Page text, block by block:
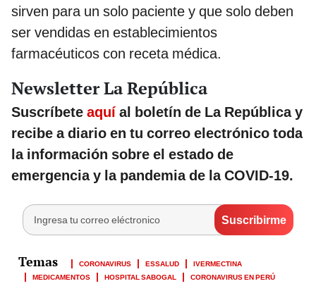
sirven para un solo paciente y que solo deben
ser vendidas en establecimientos
farmacéuticos con receta médica.
Newsletter La República
Suscríbete aquí al boletín de La República y
recibe a diario en tu correo electrónico toda
la información sobre el estado de
emergencia y la pandemia de la COVID-19.
CORONAVIRUS ESSALUD
IVERMECTINA
MEDICAMENTOS
HOSPITAL SABOGAL CORONAVIRUS EN PERÚ